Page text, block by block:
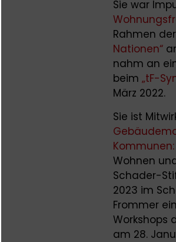
Sie war
Rahmen der
Nationen“
nahm an
beim „tF-
März 2022.
Sie ist
Wohnen
Schader-
2023 im
Frommer
Workshops
am 28.